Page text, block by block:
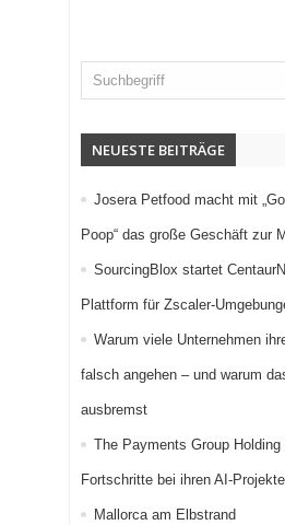
NEUESTE BEITRÄGE
Josera Petfood macht mit
Poop“ das große Geschäft zur
SourcingBlox startet
Plattform für Zscaler-
Warum viele Unternehmen
falsch angehen – und warum
ausbremst
The Payments Group
Fortschritte bei ihren AI-
Mallorca am Elbstrand